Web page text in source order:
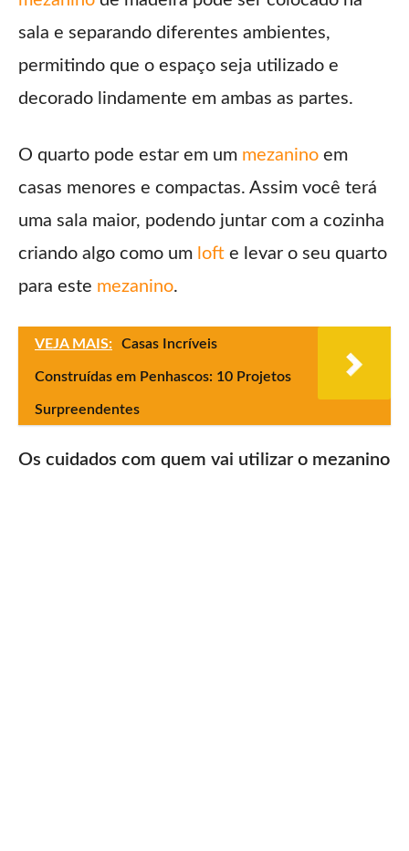
sala e separando diferentes ambientes,
permitindo que o espaço seja utilizado e
decorado lindamente em ambas as partes.
O quarto pode estar em um mezanino em
casas menores e compactas. Assim você terá
uma sala maior, podendo juntar com a cozinha
criando algo como um loft e levar o seu quarto
para este mezanino.
VEJA MAIS: Casas Incríveis
Construídas em Penhascos: 10 Projetos
Surpreendentes
Os cuidados com quem vai utilizar o mezanino